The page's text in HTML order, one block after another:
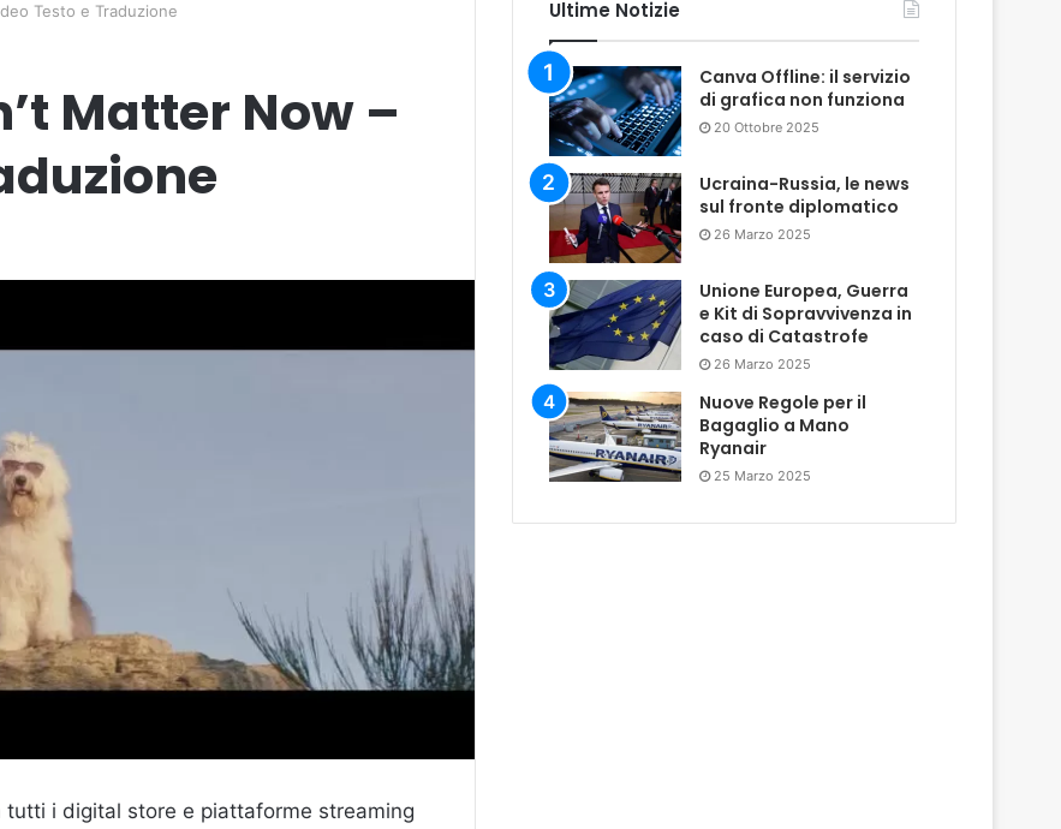
Testo e Traduzione
Matter Now –
tutti i digital store e piattaforme streaming
Ultime Notizie
Canva Offline: il servizio
di grafica non funziona
20 Ottobre 2025
Ucraina-Russia, le news
sul fronte diplomatico
26 Marzo 2025
Unione Europea, Guerra
e Kit di Sopravvivenza in
caso di Catastrofe
26 Marzo 2025
Nuove Regole per il
Bagaglio a Mano
Ryanair
25 Marzo 2025